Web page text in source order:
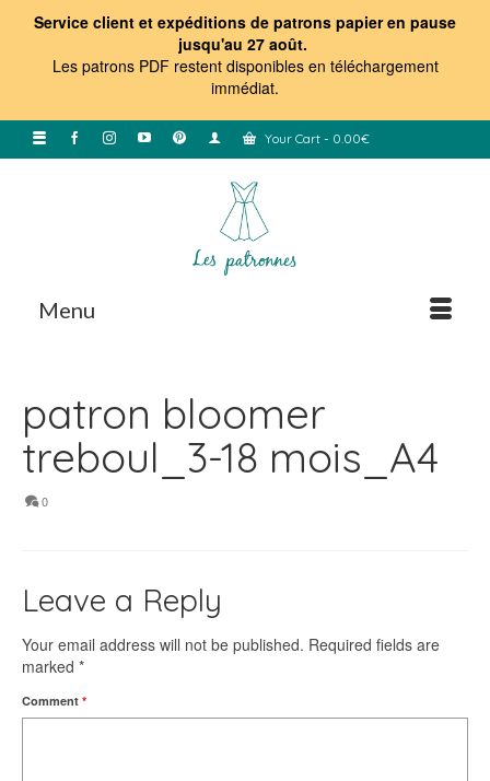
Service client et expéditions de patrons papier en pause
jusqu'au 27 août.
Les patrons PDF restent disponibles en téléchargement
immédiat.
Your Cart - 0.00€
Menu
patron bloomer
treboul_3-18 mois_A4
0
Leave a Reply
Your email address will not be published. Required fields are
marked *
Comment *